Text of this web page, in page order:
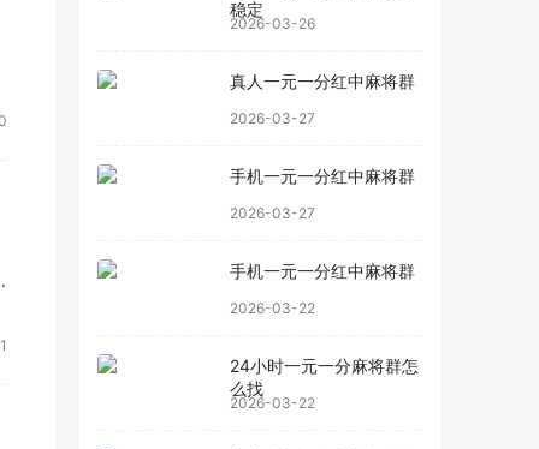
1
稳定
2026-03-26
真人一元一分红中麻将群
2026-03-27
手机一元一分红中麻将群
2026-03-27
手机一元一分红中麻将群
2026-03-22
24小时一元一分麻将群怎
么找
2026-03-22